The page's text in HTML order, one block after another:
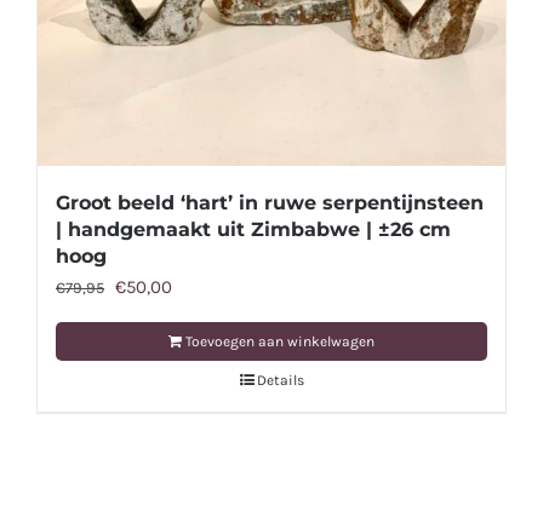
Groot beeld ‘hart’ in ruwe serpentijnsteen
| handgemaakt uit Zimbabwe | ±26 cm
hoog
€79,95 Oorspronkelijke
prijs
€50,00
prijs
is:
Toevoegen aan winkelwagen
Details